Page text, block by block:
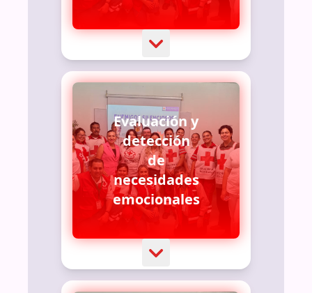
Evaluación y
detección
de
necesidades
emocionales